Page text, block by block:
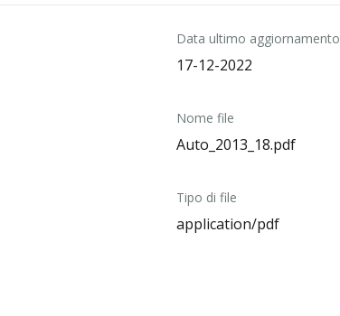
Data ultimo aggiornamento
17-12-2022
Nome file
Auto_2013_18.pdf
Tipo di file
application/pdf